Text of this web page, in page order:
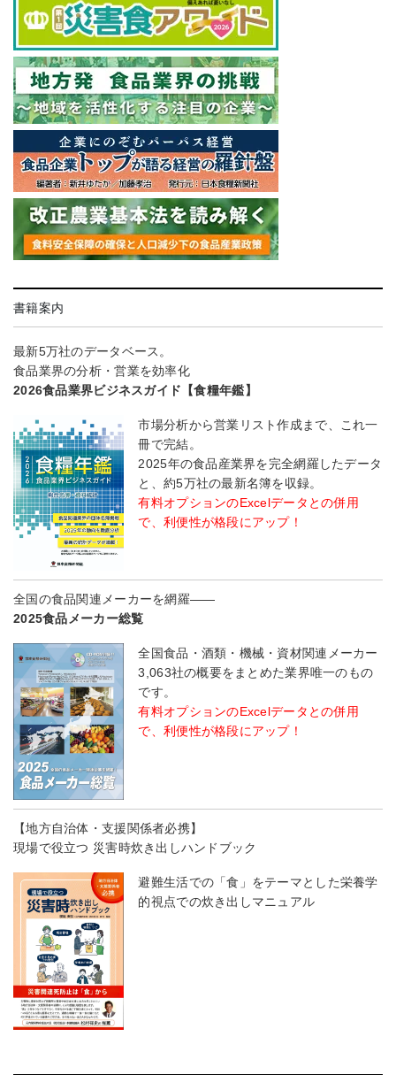
書籍案内
最新5万社のデータベース。
食品業界の分析・営業を効率化
2026食品業界ビジネスガイド【食糧年鑑】
市場分析から営業リスト作成まで、これ一
冊で完結。
2025年の食品産業界を完全網羅したデータ
と、約5万社の最新名簿を収録。
有料オプションのExcelデータとの併用
で、利便性が格段にアップ！
全国の食品関連メーカーを網羅――
2025食品メーカー総覧
全国食品・酒類・機械・資材関連メーカー
3,063社の概要をまとめた業界唯一のもの
です。
有料オプションのExcelデータとの併用
で、利便性が格段にアップ！
【地方自治体・支援関係者必携】
現場で役立つ 災害時炊き出しハンドブック
避難生活での「食」をテーマとした栄養学
的視点での炊き出しマニュアル